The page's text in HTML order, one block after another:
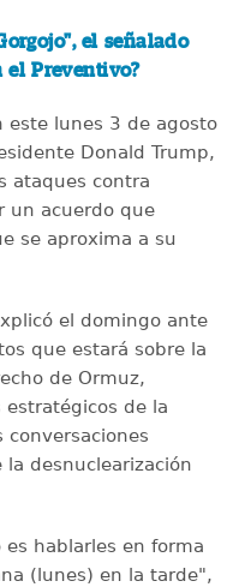
el señalado
el Preventivo?
este lunes 3 de agosto
Donald Trump,
ataques contra
un acuerdo que
se aproxima a su
el domingo ante
que estará sobre la
de Ormuz,
de la
conversaciones
desnuclearización
hablarles en forma
(lunes) en la tarde",